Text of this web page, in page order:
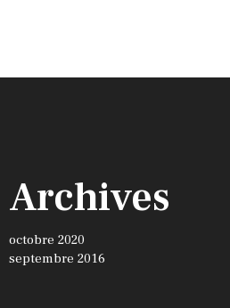
Archives
octobre 2020
septembre 2016